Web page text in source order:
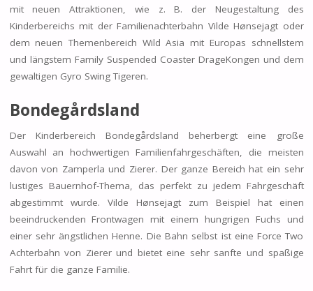
mit neuen Attraktionen, wie z. B. der Neugestaltung des
Kinderbereichs mit der Familienachterbahn Vilde Hønsejagt oder
dem neuen Themenbereich Wild Asia mit Europas schnellstem
und längstem Family Suspended Coaster DrageKongen und dem
gewaltigen Gyro Swing Tigeren.
Bondegårdsland
Der Kinderbereich Bondegårdsland beherbergt eine große
Auswahl an hochwertigen Familienfahrgeschäften, die meisten
davon von Zamperla und Zierer. Der ganze Bereich hat ein sehr
lustiges Bauernhof-Thema, das perfekt zu jedem Fahrgeschäft
abgestimmt wurde. Vilde Hønsejagt zum Beispiel hat einen
beeindruckenden Frontwagen mit einem hungrigen Fuchs und
einer sehr ängstlichen Henne. Die Bahn selbst ist eine Force Two
Achterbahn von Zierer und bietet eine sehr sanfte und spaßige
Fahrt für die ganze Familie.